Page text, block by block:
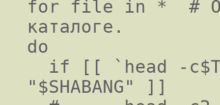
for file in *  #
каталоге.
do
"$SHABANG" ]]